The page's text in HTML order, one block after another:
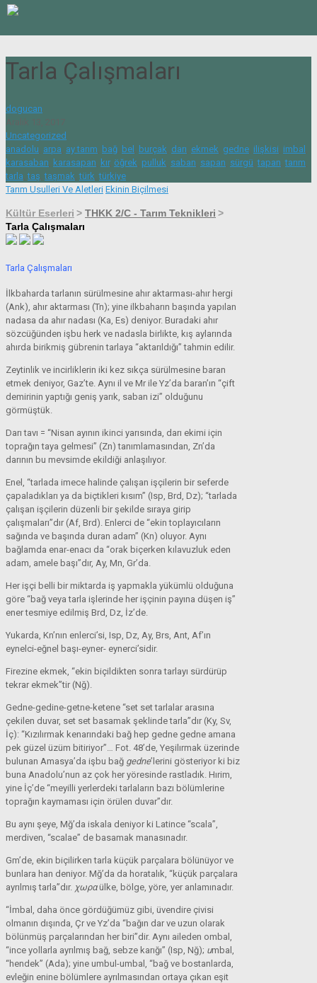
Tarla Çalışmaları
dogucan
Aralık 13, 2017
Uncategorized
anadolu, arpa, ay tarım, bağ, bel , burçak, darı, ekmek, gedne, ilişkisi, imbal ,
karasaban, karasapan, kır, öğrek, pulluk, saban, sapan, sürgü,tapan,tarım,
tarla,taş,taşmak,türk,türkiye
Tarım Usulleri Ve Aletleri Ekinin Biçilmesi
Kültür Eserleri > THKK 2/C - Tarım Teknikleri >
Tarla Çalışmaları
Tarla Çalışmaları
İlkbaharda tarlanın sürülmesine ahır aktarması-ahır hergi
(Ank), ahır aktarması (Tn); yine ilkbaharın başında yapılan
nadasa da ahır nadası (Ka, Es) deniyor. Buradaki ahır
sözcüğünden işbu herk ve nadasla birlikte, kış aylarında
ahırda birikmiş gübrenin tarlaya “aktarıldığı” tahmin edilir.
Zeytinlik ve incirliklerin iki kez sıkça sürülmesine baran
etmek deniyor, Gaz’te. Aynı il ve Mr ile Yz’da baran’ın “çift
demirinin yaptığı geniş yarık, saban izi” olduğunu
görmüştük.
Darı tavı = “Nisan ayının ikinci yarısında, darı ekimi için
toprağın taya gelmesi” (Zn) tanımlamasından, Zn’da
darının bu mevsimde ekildiği anlaşılıyor.
Enel, “tarlada imece halinde çalışan işçilerin bir seferde
çapaladıkları ya da biçtikleri kısım” (Isp, Brd, Dz); “tarlada
çalışan işçilerin düzenli bir şekilde sıraya girip
çalışmaları”dır (Af, Brd). Enlerci de “ekin toplayıcıların
sağında ve başında duran adam” (Kn) oluyor. Aynı
bağlamda enar-enacı da “orak biçerken kılavuzluk eden
adam, amele başı”dır, Ay, Mn, Gr’da.
Her işçi belli bir miktarda iş yapmakla yükümlü olduğuna
göre “bağ veya tarla işlerinde her işçinin payına düşen iş”
ener tesmiye edilmiş Brd, Dz, İz’de.
Yukarda, Kn’nın enlerci’si, Isp, Dz, Ay, Brs, Ant, Af’ın
eynelci-eğnel başı-eyner- eynerci’sidir.
Firezine ekmek, “ekin biçildikten sonra tarlayı sürdürüp
tekrar ekmek”tir (Nğ).
Gedne-gedine-getne-ketene “set set tarlalar arasına
çekilen duvar, set set basamak şeklinde tarla”dır (Ky, Sv,
İç): “Kızılırmak kenarındaki bağ hep gedne gedne amana
pek güzel üzüm bitiriyor”… Fot. 48’de, Yeşilırmak üzerinde
bulunan Amasya’da işbu bağ gedne’lerini gösteriyor ki biz
buna Anadolu’nun az çok her yöresinde rastladık. Hırim,
yine İç’de “meyilli yerlerdeki tarlaların bazı bölümlerine
toprağın kaymaması için örülen duvar”dır.
Bu aynı şeye, Mğ’da iskala deniyor ki Latince “scala”,
merdiven, “scalae” de basamak manasınadır.
Gm’de, ekin biçilirken tarla küçük parçalara bölünüyor ve
bunlara han deniyor. Mğ’da da horatalık, “küçük parçalara
ayrılmış tarla”dır. χωραülke, bölge, yöre, yer anlamınadır.
“İmbal, daha önce gördüğümüz gibi, üvendire çivisi
olmanın dışında, Çr ve Yz’da “bağın dar ve uzun olarak
bölünmüş parçalarından her biri”dir. Aynı aileden ombal,
“ince yollarla ayrılmış bağ, sebze karığı” (Isp, Nğ); umbal,
“hendek” (Ada); yine umbul-umbal, “bağ ve bostanlarda,
evleğin enine bölümlere ayrılmasından ortaya çıkan eşit